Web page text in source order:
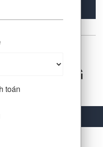
2.0D SIG
toán